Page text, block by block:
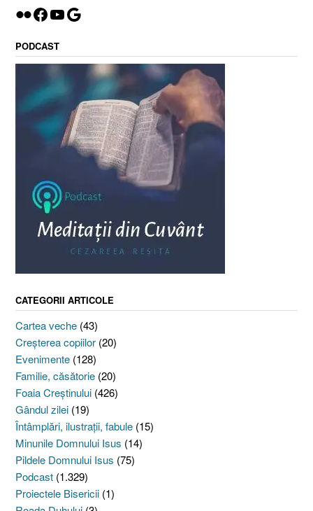
Flickr
Facebook
YouTube
Google
PODCAST
CATEGORII ARTICOLE
Cartea veche (43)
Creşterea copiilor (20)
Evenimente (128)
Familie, căsătorie (20)
Foaia Creştinului (426)
Gândul zilei (19)
Întâmplări, ilustraţii, fabule (15)
Minunile Domnului Isus (14)
Pildele Domnului Isus (75)
Podcast (1.329)
Proiectele Bisericii (1)